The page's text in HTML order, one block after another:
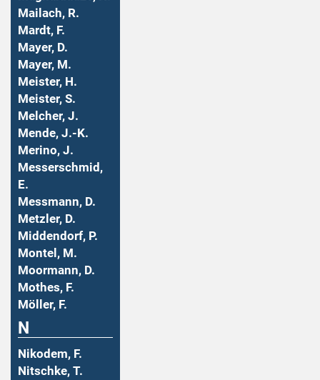
Mailach, R.
Mardt, F.
Mayer, D.
Mayer, M.
Meister, H.
Meister, S.
Melcher, J.
Mende, J.-K.
Merino, J.
Messerschmid,
E.
Messmann, D.
Metzler, D.
Middendorf, P.
Montel, M.
Moormann, D.
Mothes, F.
Möller, F.
N
Nikodem, F.
Nitschke, T.